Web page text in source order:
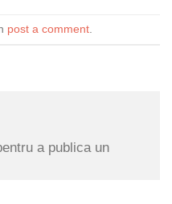
post a comment
a publica un